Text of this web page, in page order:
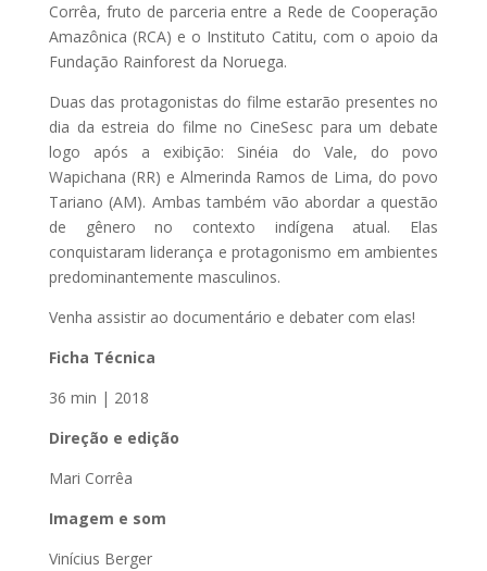
Corrêa, fruto de parceria entre a Rede de Cooperação
Amazônica (RCA) e o Instituto Catitu, com o apoio da
Fundação Rainforest da Noruega.
Duas das protagonistas do filme estarão presentes no
dia da estreia do filme no CineSesc para um debate
logo após a exibição: Sinéia do Vale, do povo
Wapichana (RR) e Almerinda Ramos de Lima, do povo
Tariano (AM). Ambas também vão abordar a questão
de gênero no contexto indígena atual. Elas
conquistaram liderança e protagonismo em ambientes
predominantemente masculinos.
Venha assistir ao documentário e debater com elas!
Ficha Técnica
36 min | 2018
Direção e edição
Mari Corrêa
Imagem e som
Vinícius Berger